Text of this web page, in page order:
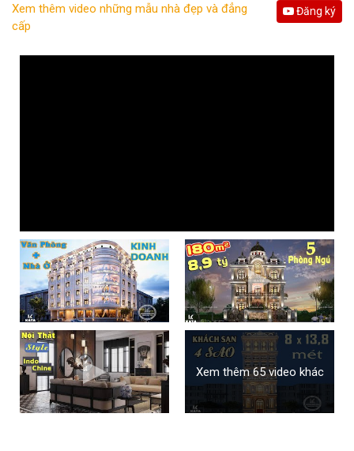
Xem thêm video những mẫu nhà đẹp và đẳng
cấp
Đăng ký
Xem thêm 65 video khác